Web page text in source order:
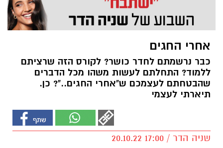
אחרי החגים
כבר נרשמתם לחדר כושר? לקורס הזה שרציתם
ללמוד? התחלתם לעשות משהו מכל הדברים
שהבטחתם לעצמכם ש"אחרי החגים.."? כן.
תיארתי לעצמי
שניה הדר / 17:00 20.10.22